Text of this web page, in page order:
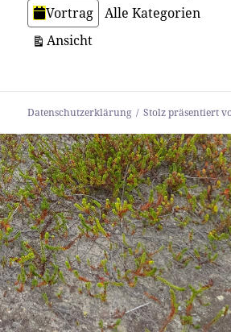
Vortrag
Alle Kategorien
Ansichtausdrucken
Datenschutzerklärung Stolz präsentiert